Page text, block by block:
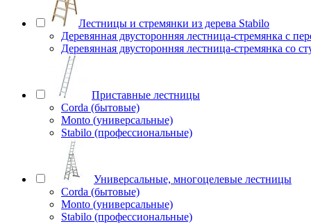
Лестницы и стремянки из дерева Stabilo
Деревянная двусторонняя лестница-стремянка с
Деревянная двусторонняя лестница-стремянка со
Приставные лестницы
Corda (бытовые)
Monto (универсальные)
Stabilo (профессиональные)
Универсальные, многоцелевые лестницы
Corda (бытовые)
Monto (универсальные)
Stabilo (профессиональные)